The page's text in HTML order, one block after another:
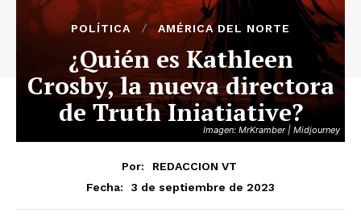
Imagen: MrKramber | Midjourney
POLÍTICA AMÉRICA DEL NORTE
¿Quién es Kathleen
Crosby, la nueva directora
de Truth Iniatiative?
Por:
REDACCION VT
Fecha:
3 de septiembre de 2023